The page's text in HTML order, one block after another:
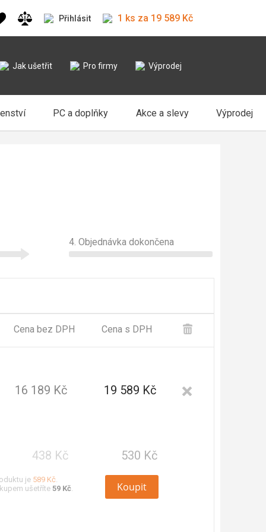
Přihlásit 1 ks za 19 589 Kč
Jak ušetřit Pro firmy Výprodej
PC a doplňky Akce a slevy Výprodej
4. Objednávka dokončena
Cena bez DPH Cena s DPH
16 189 Kč 19 589 Kč
438 Kč 530 Kč
je 589 Kč.
ušetříte 59 Kč. Koupit